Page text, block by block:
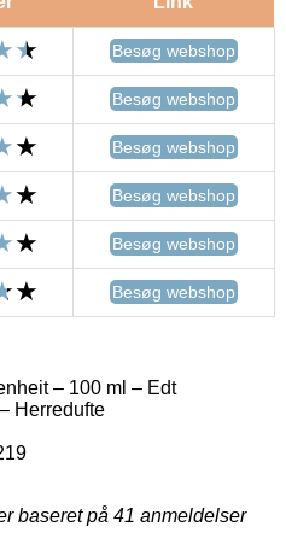
Besøg webshop
Besøg webshop
Besøg webshop
Besøg webshop
Besøg webshop
Besøg webshop
– 100 ml – Edt
Herredufte
baseret på 41 anmeldelser